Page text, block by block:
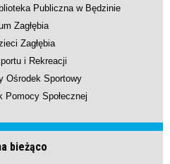
Publiczna w Będzinie
Zagłębia
Zagłębia
i Rekreacji
Ośrodek Sportowy
Pomocy Społecznej
bieżąco